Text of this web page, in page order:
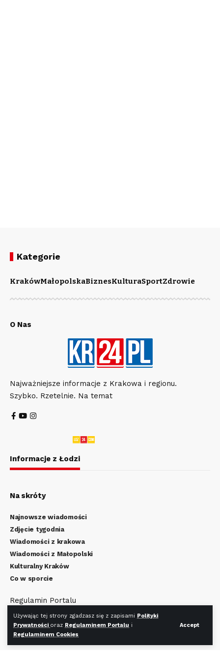
Używając tej strony zgadzasz się z zapisami Polityki
Prywatności oraz Regulaminem Portalu i
Regulaminem Cookies
Accept
Kategorie
KrakówMałopolskaBiznesKulturaSportZdrowie
O Nas
Najważniejsze informacje z Krakowa i regionu.
Szybko. Rzetelnie. Na temat
Informacje z Łodzi
Na skróty
Najnowsze wiadomości
Zdjęcie tygodnia
Wiadomości z krakowa
Wiadomości z Małopolski
Kulturalny Kraków
Co w sporcie
Regulamin Portalu
Polityka Prywatności
Regulamin Cookies